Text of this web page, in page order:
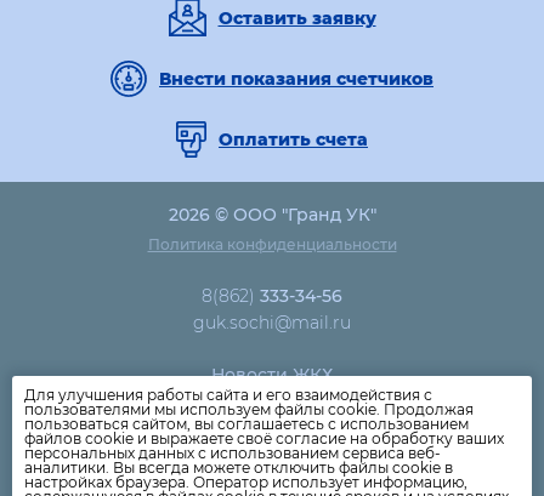
Оставить заявку
Внести показания счетчиков
Оплатить счета
2026 © ООО "Гранд УК"
Политика конфиденциальности
8(862) 333-34-56
guk.sochi@mail.ru
Новости ЖКХ
Новости компании
Как оплатить
Дома
Раскрытие информации
Для улучшения работы сайта и его взаимодействия с
пользователями мы используем файлы cookie. Продолжая
пользоваться сайтом, вы соглашаетесь с использованием
файлов cookie и выражаете своё согласие на обработку ваших
персональных данных с использованием сервиса веб-
аналитики. Вы всегда можете отключить файлы cookie в
настройках браузера. Оператор использует информацию,